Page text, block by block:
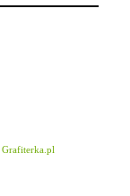
Grafiterka.pl